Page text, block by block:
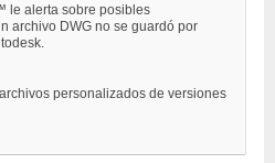
le alerta sobre posibles
archivo DWG no se guardó por
personalizados de versiones